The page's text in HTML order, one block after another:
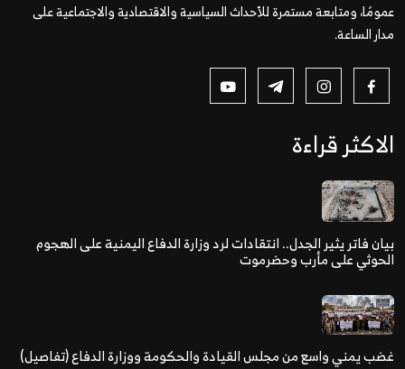
عمومًا، ومتابعة مستمرة للأحداث السياسية والاقتصادية والاجتماعية على
مدار الساعة.
الاكثر قراءة
بيان فاتر يثير الجدل.. انتقادات لرد وزارة الدفاع اليمنية على الهجوم
الحوثي على مأرب وحضرموت
غضب يمني واسع من مجلس القيادة والحكومة ووزارة الدفاع (تفاصيل)